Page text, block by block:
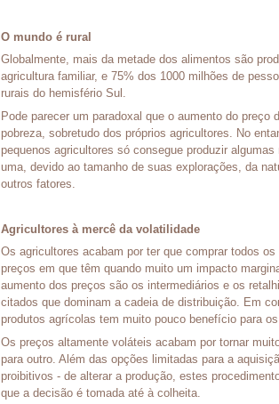
O mundo é rural
Globalmente, mais da metade dos alimentos são
agricultura familiar, e 75% dos 1000 milhões de
rurais do hemisfério Sul.
Pode parecer um paradoxal que o aumento do
pobreza, sobretudo dos próprios agricultores. No
pequenos agricultores só consegue produzir
uma, devido ao tamanho de suas explorações, da
outros fatores.
Agricultores à mercê da volatilidade
Os agricultores acabam por ter que comprar todos
preços em que têm quando muito um impacto
aumento dos preços são os intermediários e os
citados que dominam a cadeia de distribuição. Em
produtos agrícolas tem muito pouco benefício para
Os preços altamente voláteis acabam por tornar
para outro. Além das opções limitadas para a
proibitivos - de alterar a produção, estes
que a decisão é tomada até à colheita.